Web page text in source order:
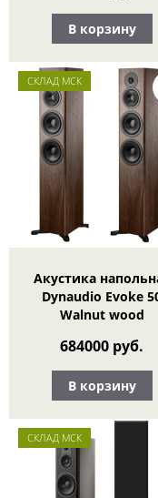
В корзину
СКЛАД МСК
Акустика
Dynaudio Evoke
Walnut wood
684000 руб.
В корзину
СКЛАД МСК